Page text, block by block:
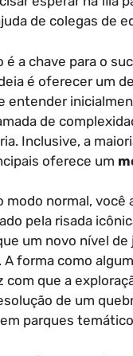
de colegas de
é a chave para o
é oferecer um
entender
de
Inclusive, a
oferece um
modo normal, você
pela risada
um novo nível de
forma como
com que a
de um
parques